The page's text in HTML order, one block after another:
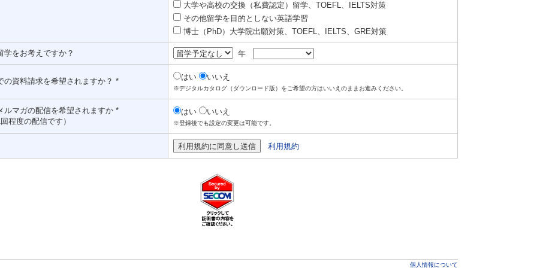
大学や高校の交換（私費認定）留学、TOEFL、IELTS対策
その他留学を目的としない英語学習
博士（PhD）大学院出願対策、TOEFL、IELTS、GRE対策
学をお考えですか？ 年
の資料請求を希望されますか？ * はい いいえ
※デジタルカタログ（ダウンロード版）をご希望の方はいいえのままお進みください。
ルマガの配信を希望されますか *
回程度の配信です）
はい いいえ
※登録後でも設定の変更は可能です。
利用規約
個人情報について